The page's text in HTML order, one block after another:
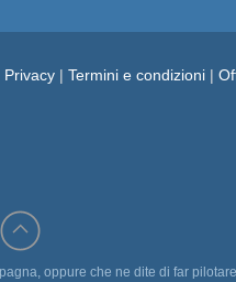
Privacy | Termini e condizioni |
oppure che ne dite di far